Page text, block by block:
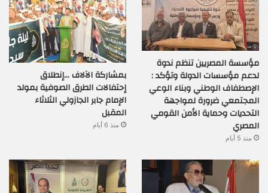
مؤسسة المصريين تنظم ندوة
لدعم مؤسسات الدولة وتؤكد :
الإصطفاف الوطني وبناء الوعي
المجتمعي ضرورة لمواجهة
التحديات وحماية الأمن القومي
المصري
منذ 5 أيام
بمشاركة الآلاف …إنطلاق
إحتفالات الطرق الصوفية بمولد
الإمام جابر الجازولي الثلاثاء
المقبل
منذ 6 أيام